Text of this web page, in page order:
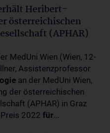
Heribert-
österreichischen
(APHAR)
MedUni Wien (Wien, 12-
Assistenzprofessor
an der MedUni Wien,
der österreichischen
(APHAR) in Graz
2022 für...